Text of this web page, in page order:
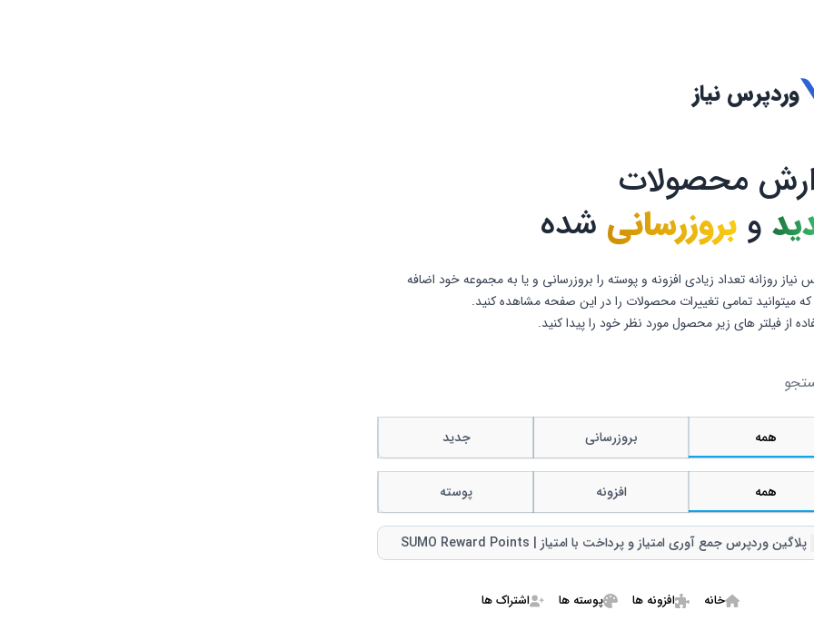
وردپرس نیاز
محصولات
و بروزرسانی شده
نیاز روزانه تعداد زیادی افزونه و پوسته را بروزرسانی و یا به مجموعه خود اضافه
که میتوانید تمامی تغییرات محصولات را در این صفحه مشاهده کنید.
از فیلتر های زیر محصول مورد نظر خود را پیدا کنید.
همه بروزرسانی جدید
همه افزونه پوسته
پلاگین وردپرس جمع آوری امتیاز و پرداخت با امتیاز | SUMO Reward Points
خانه افزونه ها پوسته ها اشتراک ها